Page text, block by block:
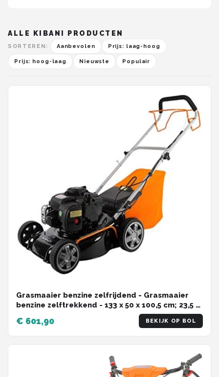
ALLE KIBANI PRODUCTEN
SORTEREN: Aanbevolen Prijs: laag-hoog
Prijs: hoog-laag Nieuwste Populair
Grasmaaier benzine zelfrijdend - Grasmaaier
benzine zelftrekkend - ‎133 x 50 x 100,5 cm; 23,5 -
€ 601,90 BEKIJK OP BOL